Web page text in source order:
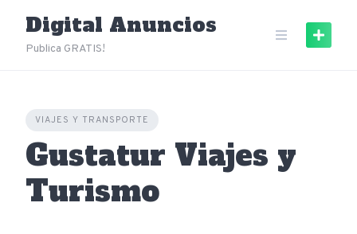
content
Digital Anuncios
Publica GRATIS!
VIAJES Y TRANSPORTE
Gustatur Viajes y
Turismo